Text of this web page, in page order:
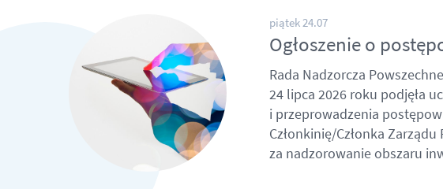
piątek 24.07
Ogłoszenie o
Rada Nadzorcza
24 lipca 2026 roku podjęła
i przeprowadzenia
Członkinię/Członka
za nadzorowanie obszaru